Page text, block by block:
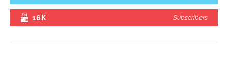
16K Subscribers